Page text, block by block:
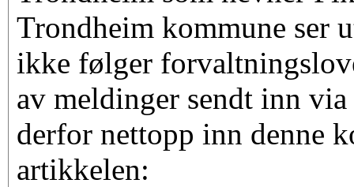
Trondheim kommune ser
ikke følger
av meldinger sendt inn
derfor nettopp inn denne
artikkelen: